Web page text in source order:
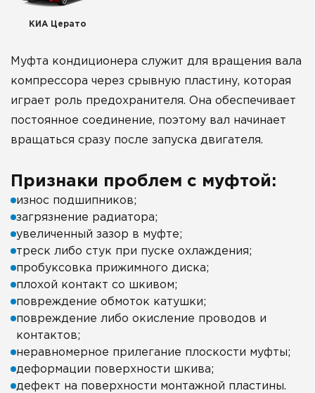
КИА Церато
Муфта кондиционера служит для вращения вала
компрессора через срывную пластину, которая
играет роль предохранителя. Она обеспечивает
постоянное соединение, поэтому вал начинает
вращаться сразу после запуска двигателя.
Признаки проблем с муфтой:
износ подшипников;
загрязнение радиатора;
увеличенный зазор в муфте;
треск либо стук при пуске охлаждения;
пробуксовка прижимного диска;
плохой контакт со шкивом;
повреждение обмоток катушки;
повреждение либо окисление проводов и
контактов;
неравномерное прилегание плоскости муфты;
деформации поверхности шкива;
дефект на поверхности монтажной пластины.